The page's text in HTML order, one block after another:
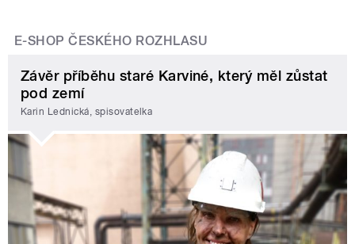
E-SHOP ČESKÉHO ROZHLASU
Závěr příběhu staré Karviné, který měl zůstat
pod zemí
Karin Lednická, spisovatelka